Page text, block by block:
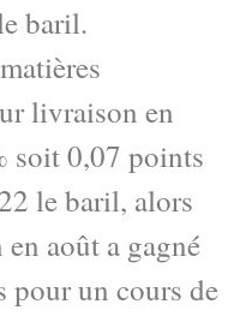
baril.
livraison en
soit 0,07 points
le baril, alors
août a gagné
un cours de